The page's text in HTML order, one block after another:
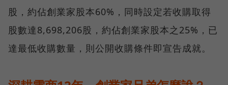
股，約佔創業家股本60%，同時設定若收購取得
股數達8,698,206股，約佔創業家股本之25%，已
達最低收購數量，則公開收購條件即宣告成就。